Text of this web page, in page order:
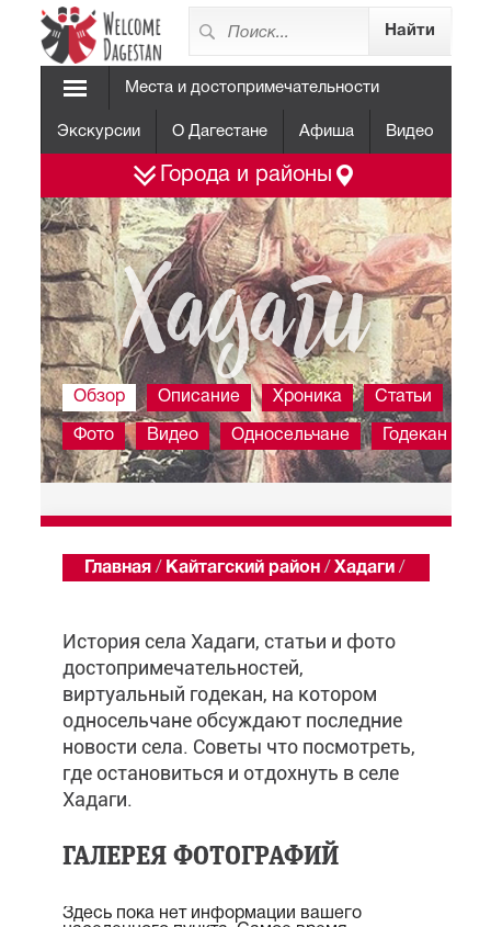
Места и достопримечательности
Экскурсии О Дагестане Афиша Видео
Города и районы
Хадаги
Обзор Описание Хроника Статьи
Фото Видео Односельчане Годекан
Главная / Кайтагский район / Хадаги /
История села Хадаги, статьи и фото
достопримечательностей,
виртуальный годекан, на котором
односельчане обсуждают последние
новости села. Советы что посмотреть,
где остановиться и отдохнуть в селе
Хадаги.
ГАЛЕРЕЯ ФОТОГРАФИЙ
Здесь пока нет информации вашего